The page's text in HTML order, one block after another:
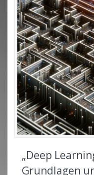
„Deep
Grundlagen